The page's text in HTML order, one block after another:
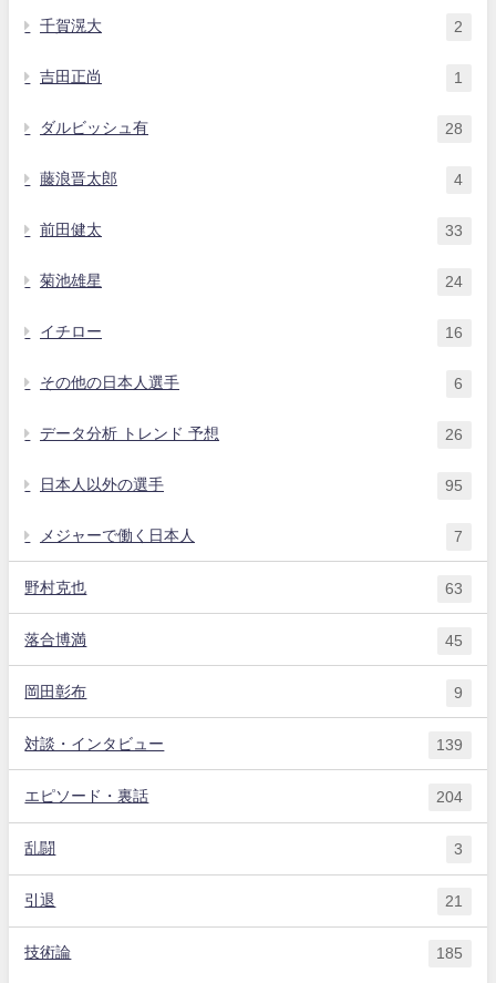
千賀滉大 2
吉田正尚 1
ダルビッシュ有 28
藤浪晋太郎 4
前田健太 33
菊池雄星 24
イチロー 16
その他の日本人選手 6
データ分析 トレンド 予想 26
日本人以外の選手 95
メジャーで働く日本人 7
野村克也 63
落合博満 45
岡田彰布 9
対談・インタビュー 139
エピソード・裏話 204
乱闘 3
引退 21
技術論 185